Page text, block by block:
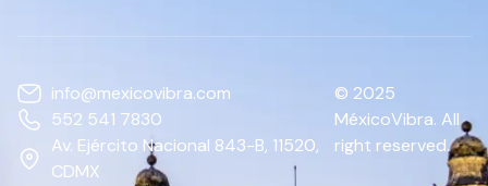
info@mexicovibra.com
552 541 7830
Av. Ejército Nacional 843-B, 11520,
CDMX
© 2025
MéxicoVibra. All
right reserved.